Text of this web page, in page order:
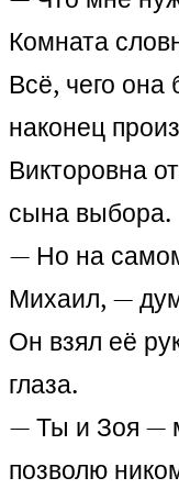
Комната
Всё, чего она
наконец
Викторовна
сына выбора.
— Но на
Михаил, —
Он взял её
глаза.
— Ты и Зоя —
позволю